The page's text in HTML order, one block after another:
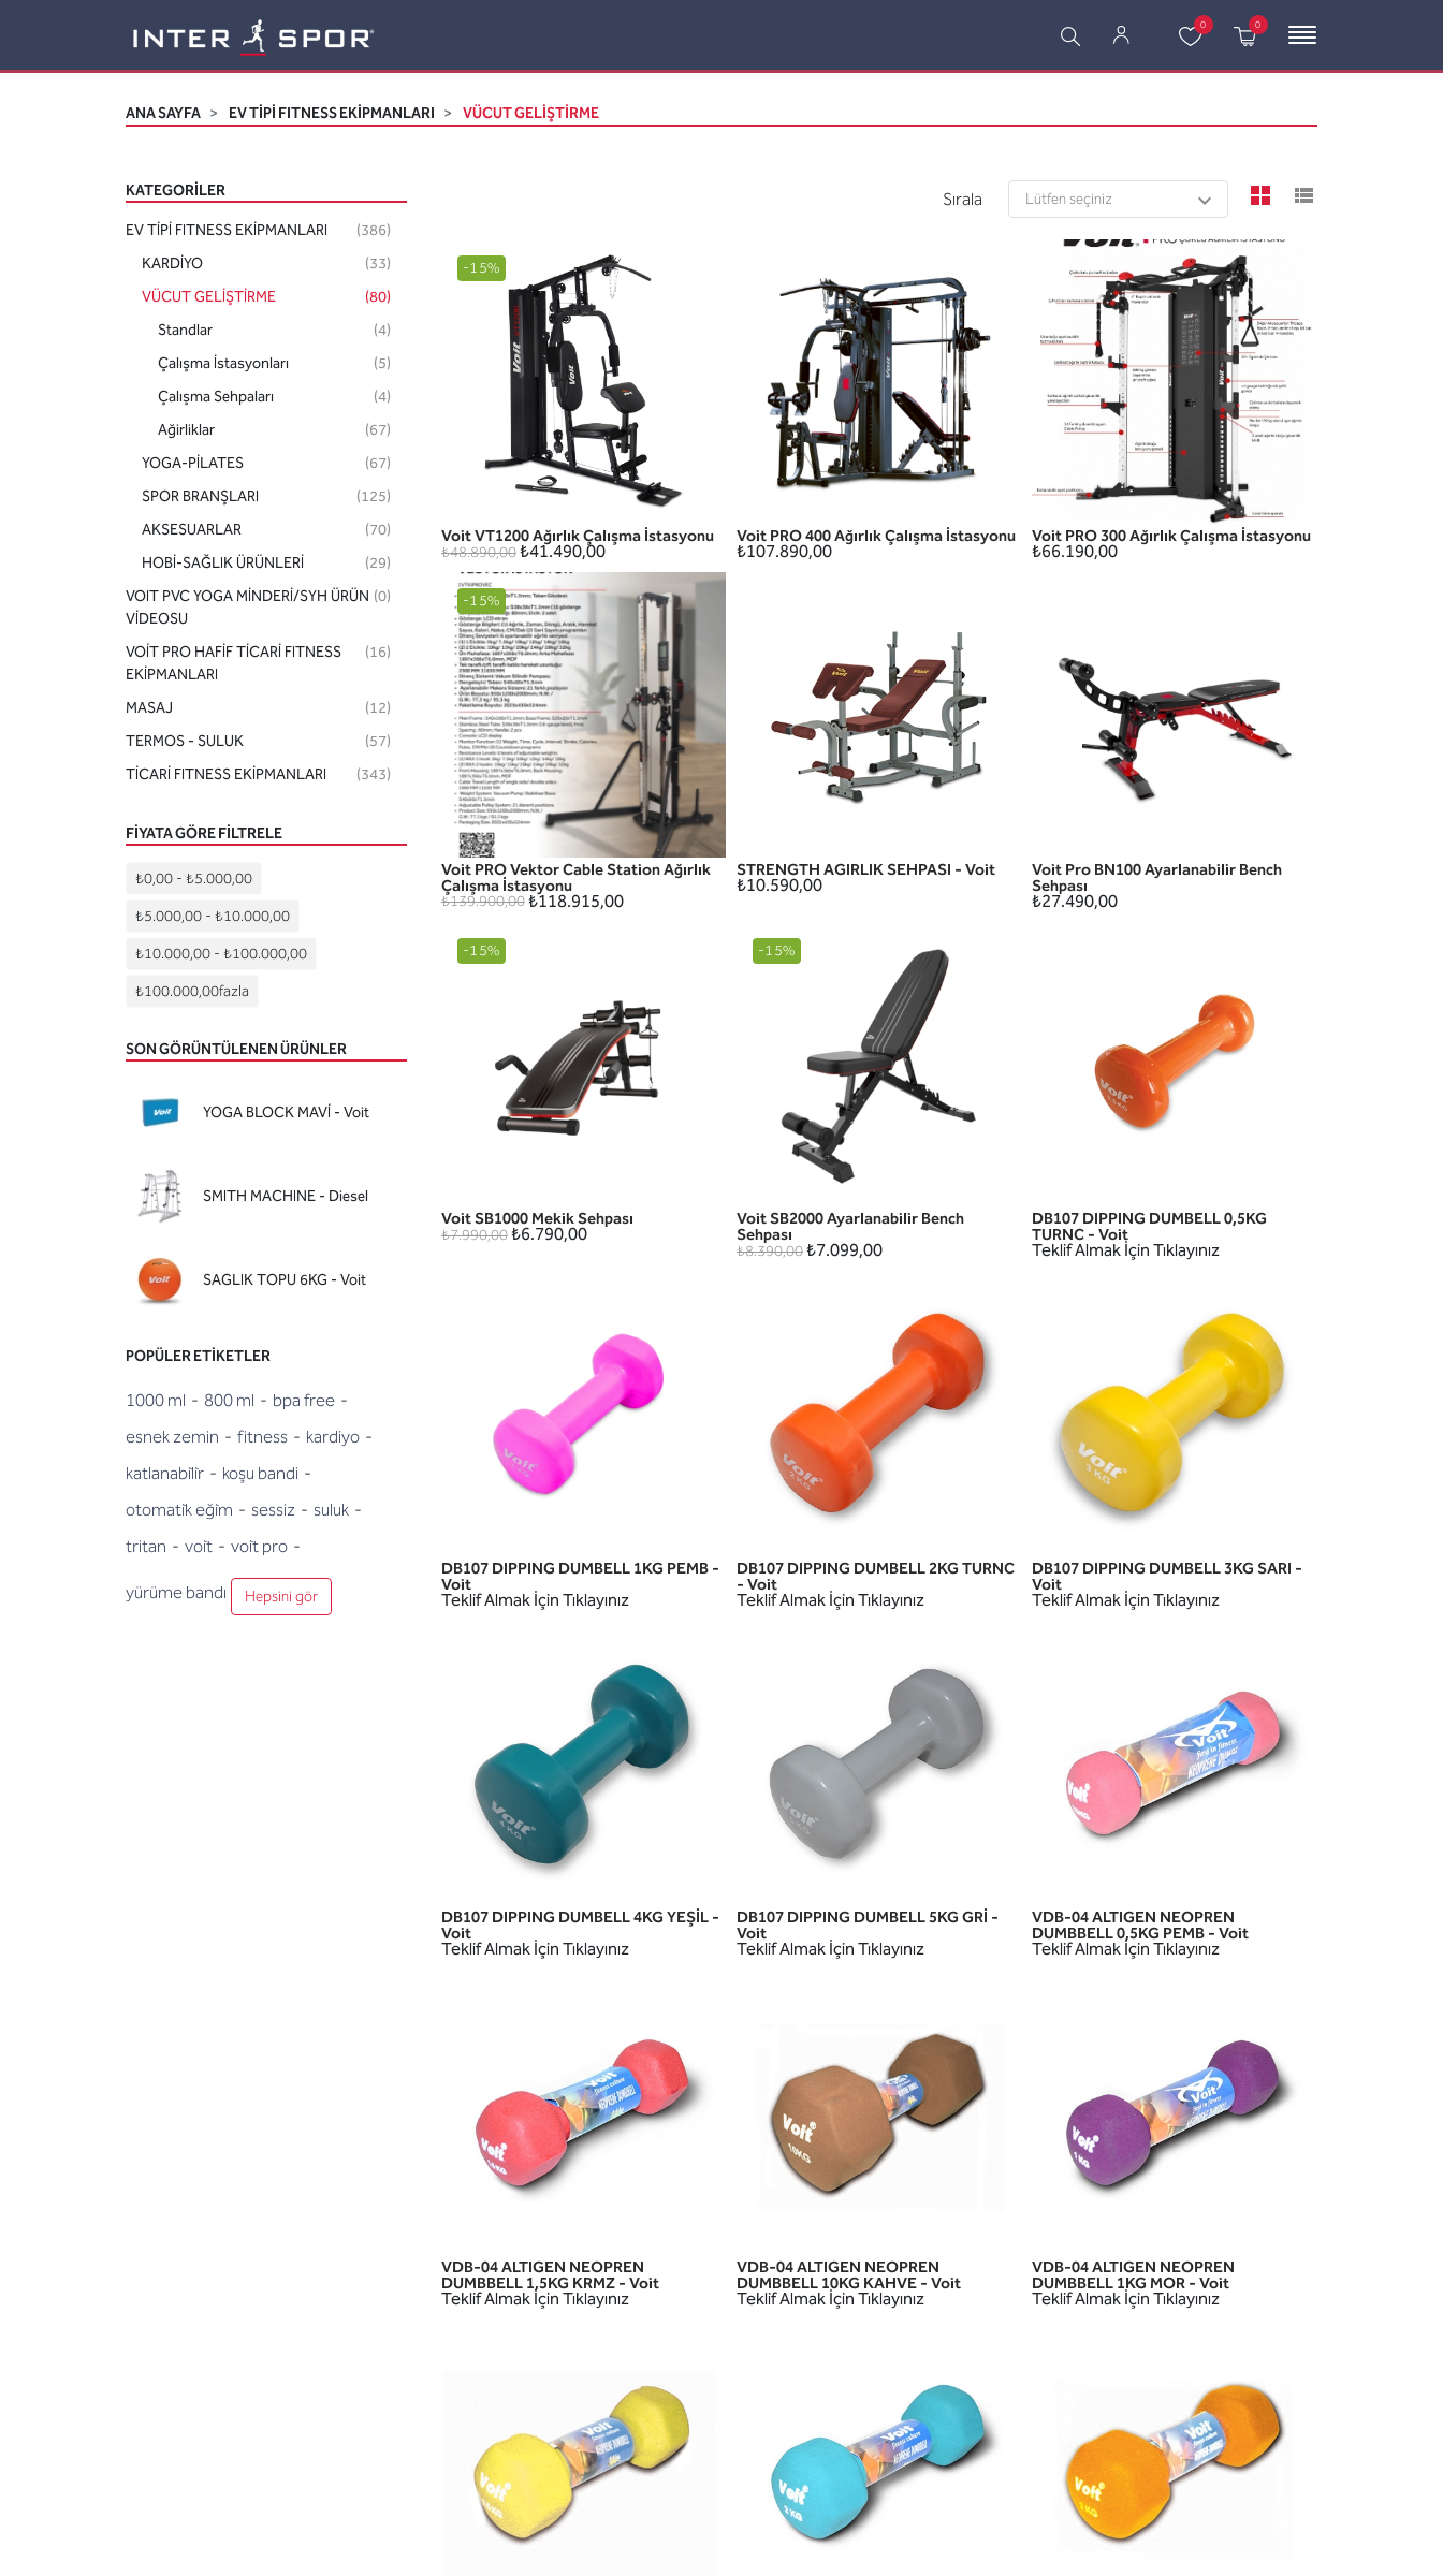
0 0
ANA SAYFA EV TİPİ FITNESS EKİPMANLARI VÜCUT GELİŞTİRME
KATEGORILER
EV TİPİ FITNESS EKİPMANLARI
(386)
KARDİYO
(33)
VÜCUT GELİŞTİRME
(80)
Standlar
(4)
Çalışma İstasyonları
(5)
Çalışma Sehpaları
(4)
Ağirliklar
(67)
YOGA-PİLATES
(67)
SPOR BRANŞLARI
(125)
AKSESUARLAR
(70)
HOBİ-SAĞLIK ÜRÜNLERİ
(29)
VOIT PVC YOGA MİNDERİ/SYH ÜRÜN
VİDEOSU
(0)
VOİT PRO HAFİF TİCARİ FITNESS
EKİPMANLARI
(16)
MASAJ
(12)
TERMOS - SULUK
(57)
TİCARİ FITNESS EKİPMANLARI
(343)
FIYATA GÖRE FILTRELE
₺0,00 - ₺5.000,00
₺5.000,00 - ₺10.000,00
₺10.000,00 - ₺100.000,00
₺100.000,00fazla
SON GÖRÜNTÜLENEN ÜRÜNLER
YOGA BLOCK MAVİ - Voit
SMITH MACHINE - Diesel
SAGLIK TOPU 6KG - Voit
POPÜLER ETIKETLER
1000 ml - 800 ml - bpa free -
esnek zemin - fitness - kardiyo -
katlanabi̇li̇r - koşu bandi -
otomati̇k eği̇m - sessiz - suluk -
tritan - voi̇t - voi̇t pro -
yürüme bandı Hepsini gör
Sırala viewmode grid
HIZLI GÖRÜNÜM
-15%
Voit VT1200 Ağırlık Çalışma İstasyonu
₺48.890,00 ₺41.490,00 HIZLI GÖRÜNÜM
Voit PRO 400 Ağırlık Çalışma İstasyonu
₺107.890,00 HIZLI GÖRÜNÜM
Voit PRO 300 Ağırlık Çalışma İstasyonu
₺66.190,00
HIZLI GÖRÜNÜM
-15%
Voit PRO Vektor Cable Station Ağırlık
Çalışma İstasyonu
₺139.900,00 ₺118.915,00
HIZLI GÖRÜNÜM
STRENGTH AGIRLIK SEHPASI - Voit
₺10.590,00 HIZLI GÖRÜNÜM
Voit Pro BN100 Ayarlanabilir Bench
Sehpası
₺27.490,00
HIZLI GÖRÜNÜM
-15%
Voit SB1000 Mekik Sehpası
₺7.990,00 ₺6.790,00 HIZLI GÖRÜNÜM
-15%
Voit SB2000 Ayarlanabilir Bench
Sehpası
₺8.390,00₺7.099,00
HIZLI GÖRÜNÜM
DB107 DIPPING DUMBELL 0,5KG
TURNC - Voit
Teklif Almak İçin Tıklayınız
HIZLI GÖRÜNÜM
DB107 DIPPING DUMBELL 1KG PEMB -
Voit
Teklif Almak İçin Tıklayınız
HIZLI GÖRÜNÜM
DB107 DIPPING DUMBELL 2KG TURNC
- Voit
Teklif Almak İçin Tıklayınız
HIZLI GÖRÜNÜM
DB107 DIPPING DUMBELL 3KG SARI -
Voit
Teklif Almak İçin Tıklayınız
HIZLI GÖRÜNÜM
DB107 DIPPING DUMBELL 4KG YEŞİL -
Voit
Teklif Almak İçin Tıklayınız
HIZLI GÖRÜNÜM
DB107 DIPPING DUMBELL 5KG GRİ -
Voit
Teklif Almak İçin Tıklayınız
HIZLI GÖRÜNÜM
VDB-04 ALTIGEN NEOPREN
DUMBBELL 0,5KG PEMB - Voit
Teklif Almak İçin Tıklayınız
HIZLI GÖRÜNÜM
VDB-04 ALTIGEN NEOPREN
DUMBBELL 1,5KG KRMZ - Voit
Teklif Almak İçin Tıklayınız
HIZLI GÖRÜNÜM
VDB-04 ALTIGEN NEOPREN
DUMBBELL 10KG KAHVE - Voit
Teklif Almak İçin Tıklayınız
HIZLI GÖRÜNÜM
VDB-04 ALTIGEN NEOPREN
DUMBBELL 1KG MOR - Voit
Teklif Almak İçin Tıklayınız